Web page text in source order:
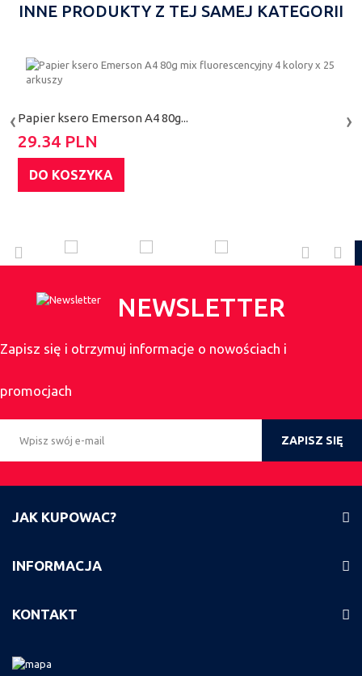
INNE PRODUKTY Z TEJ SAMEJ KATEGORII
Papier ksero Emerson A4 80g...
29.34 PLN
DO KOSZYKA
‹ ›
NEWSLETTER
Zapisz się i otrzymuj informacje o nowościach i
promocjach
ZAPISZ SIĘ
JAK KUPOWAC?
INFORMACJA
KONTAKT